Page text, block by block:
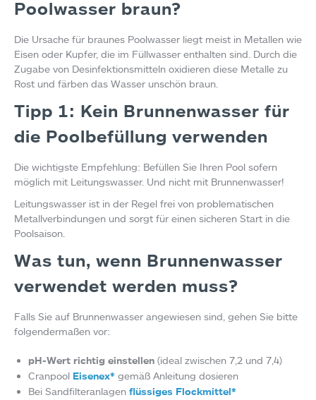
Poolwasser braun?
Die Ursache für braunes Poolwasser liegt meist in Metallen wie
Eisen oder Kupfer, die im Füllwasser enthalten sind. Durch die
Zugabe von Desinfektionsmitteln oxidieren diese Metalle zu
Rost und färben das Wasser unschön braun.
Tipp 1: Kein Brunnenwasser für
die Poolbefüllung verwenden
Die wichtigste Empfehlung: Befüllen Sie Ihren Pool sofern
möglich mit Leitungswasser. Und nicht mit Brunnenwasser!
Leitungswasser ist in der Regel frei von problematischen
Metallverbindungen und sorgt für einen sicheren Start in die
Poolsaison.
Was tun, wenn Brunnenwasser
verwendet werden muss?
Falls Sie auf Brunnenwasser angewiesen sind, gehen Sie bitte
folgendermaßen vor:
pH-Wert richtig einstellen (ideal zwischen 7,2 und 7,4)
Cranpool Eisenex* gemäß Anleitung dosieren
Bei Sandfilteranlagen flüssiges Flockmittel*